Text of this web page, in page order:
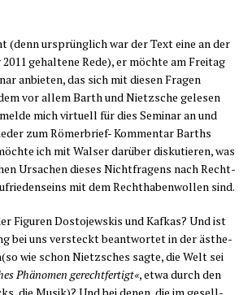
(denn ursprüng­lich war der Text eine an der
gehal­te­ne Rede), er möch­te am Frei­tag
anbie­ten, das sich mit die­sen Fra­gen
vor allem Barth und Nietz­sche gele­sen
mich vir­tu­ell für dies Semi­nar an und
zum Römer­brief- Kom­men­tar Barths
ich mit Wal­ser dar­über dis­ku­tie­ren, was
Ursa­chen die­ses Nicht­fra­gens nach Recht­
mit dem Recht­ha­ben­wol­len sind.
Figu­ren Dos­to­jew­skis und Kaf­kas? Und ist
bei uns ver­steckt beant­wor­tet in der ästhe­
wie schon Nietz­sches sag­te, die Welt sei
Phä­no­men gerecht­fer­tigt«, etwa durch den
die Musik)? Und bei denen, die im gesell­